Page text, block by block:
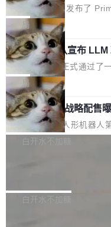
r Day）将在杭州启航。活
链企业和开发者，邀请行业
问，围绕开源鸿蒙技术能力
配、功耗与稳定性调优、兼
等内容展开系统讲解和实战
步了解开源鸿蒙在智能...
opilot coding agent 全部受
恢复，大约 12 小时。 这是
起事故，其中四起与 AI/
Hub 员工 kdaigle 在 HN 讨
据：2025 年全年 10 亿次
2.75 亿次，全年预计 140
进的编程 Agent，ARC-
专家基线
Prime Intellect 发布了
的编程 Agent Harness，
象：Recursive Language
ontinual Harness。在
上，Prime Agent + Opus
5% RHAE Best@1，超过
家基线 95.4%。 不是又一
器 Prime Agent 的架构和
agent 有本质区别。大多数
计是基于早期模型的能力
局
Rust 项目团队宣布 LLM
止，但你要承认哪些代
Rust 语言项目正式通过了
覆盖 rust-lang/rust 单一仓
是项目级别的官方立场，目
但它可能是主流开源项目中
细致的一份规则。 政策的
可以用来分析、提炼、审
不得生成涉及安全性的关键
局
宇树科技 IPO 战略配售
ek 获配 93.3 万股，锁定
8月6日晚间，“人形机器人
有限公司披露IPO发行价格
36个月。 公告显示，本次
白开水不加糖
Bug fixes and
白开水不加糖